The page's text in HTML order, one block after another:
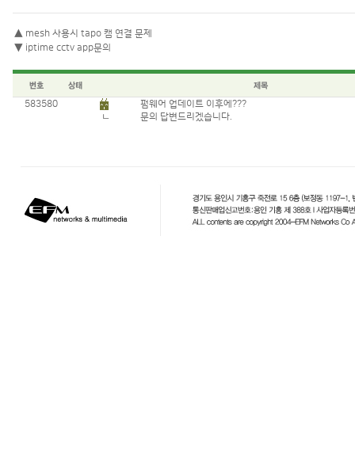
▲ mesh 사용시 tapo 캠 연결 문제
▼ iptime cctv app문의
583580
펌웨어 업데이트 이후에???
ㄴ
문의 답변드리겠습니다.